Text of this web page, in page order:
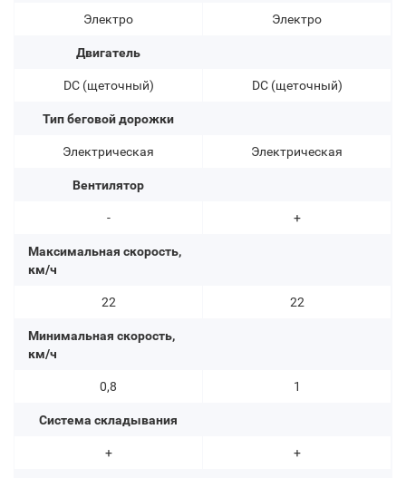
Электро
Двигатель
DC (щеточный)
Тип беговой дорожки
Электрическая
Вентилятор
-
Максимальная скорость,
км/ч
22
Минимальная скорость,
км/ч
0,8
Система складывания
+
Электро
DC (щеточный)
Электрическая
+
22
1
+